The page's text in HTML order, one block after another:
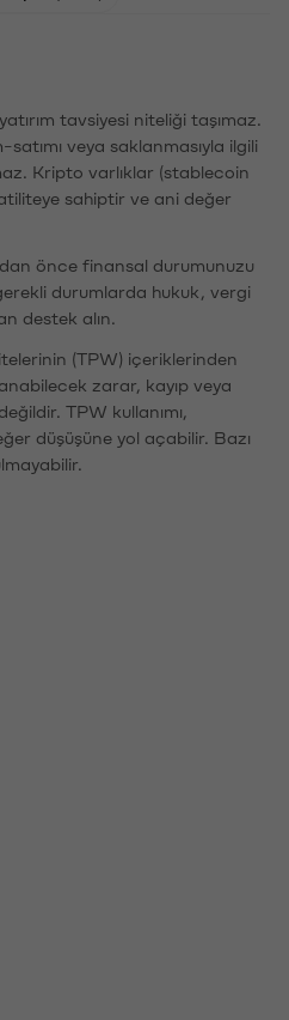
tavsiyesi niteliği taşımaz.
satımı veya saklanmasıyla ilgili
Kripto varlıklar (stablecoin
sahiptir ve ani değer
önce finansal durumunuzu
durumlarda hukuk, vergi
destek alın.
(TPW) içeriklerinden
zarar, kayıp veya
TPW kullanımı,
düşüşüne yol açabilir. Bazı